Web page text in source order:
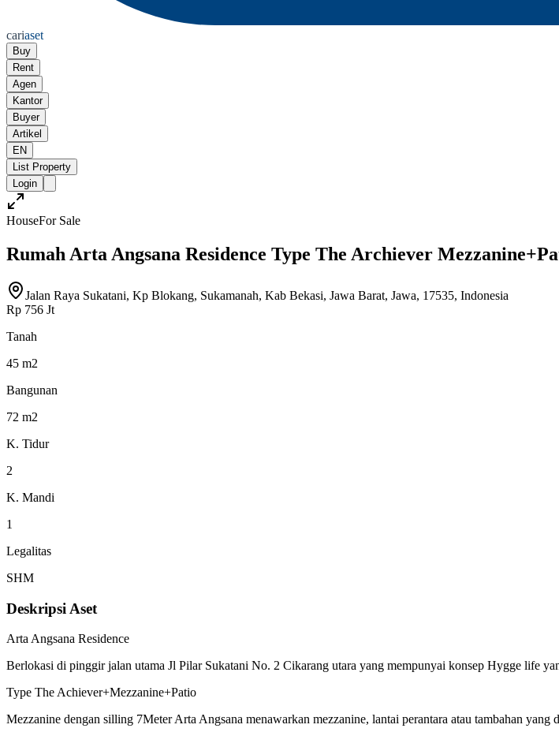
cariaset
Buy
Rent
Agen
Kantor
Buyer
Artikel
EN
List Property
Login
HouseFor Sale
Rumah Arta Angsana Residence Type The Archiever
Jalan Raya Sukatani, Kp Blokang, Sukamanah, Kab Bekasi, Jawa Barat, Jawa, 17535, Indonesia
Rp 756 Jt
Tanah
45 m2
Bangunan
72 m2
K. Tidur
2
K. Mandi
1
Legalitas
SHM
Deskripsi Aset
Arta Angsana Residence
Berlokasi di pinggir jalan utama Jl Pilar Sukatani No. 2 Cikarang utara yang mempunyai konsep Hygge life
Type The Achiever+Mezzanine+Patio
Mezzanine dengan silling 7Meter Arta Angsana menawarkan mezzanine, lantai perantara atau tambahan